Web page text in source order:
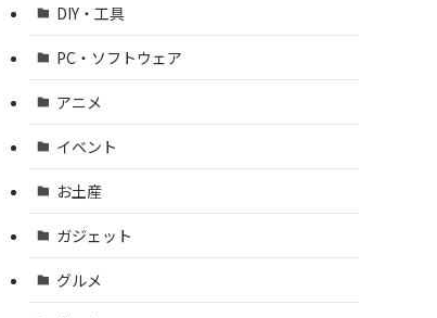
DIY・工具
PC・ソフトウェア
アニメ
イベント
お土産
ガジェット
グルメ